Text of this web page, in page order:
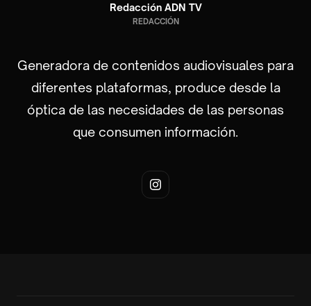
Redacción ADN TV
REDACCIÓN
Generadora de contenidos audiovisuales para
diferentes plataformas, produce desde la
óptica de las necesidades de las personas
que consumen información.